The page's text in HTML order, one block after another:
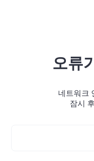
오류
네트워크
잠시